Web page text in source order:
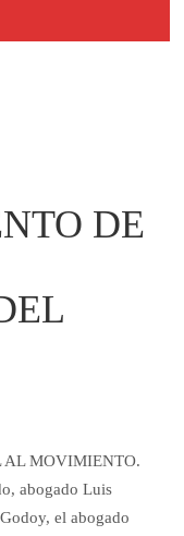
DE
AL MOVIMIENTO.
abogado Luis
el abogado